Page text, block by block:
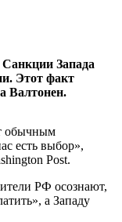
Запада
Этот факт
Валтонен.
обычным
есть выбор»,
Post.
РФ осознают,
а Западу